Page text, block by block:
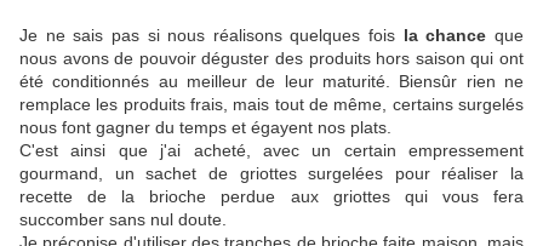
Je ne sais pas si nous réalisons quelques fois la chance que
nous avons de pouvoir déguster des produits hors saison qui ont
été conditionnés au meilleur de leur maturité. Biensûr rien ne
remplace les produits frais, mais tout de même, certains surgelés
nous font gagner du temps et égayent nos plats.
C'est ainsi que j'ai acheté, avec un certain empressement
gourmand, un sachet de griottes surgelées pour réaliser la
recette de la brioche perdue aux griottes qui vous fera
succomber sans nul doute.